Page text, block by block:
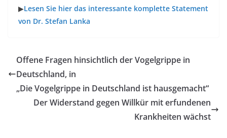
▶Lesen Sie hier das interessante komplette Statement
von Dr. Stefan Lanka
Offene Fragen hinsichtlich der Vogelgrippe in
Deutschland, in
„Die Vogelgrippe in Deutschland ist hausgemacht“
Der Widerstand gegen Willkür mit erfundenen
Krankheiten wächst